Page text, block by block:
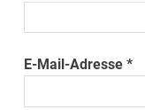
E-Mail-Adresse*